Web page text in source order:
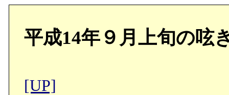
平成14年９月上旬の呟
[UP]